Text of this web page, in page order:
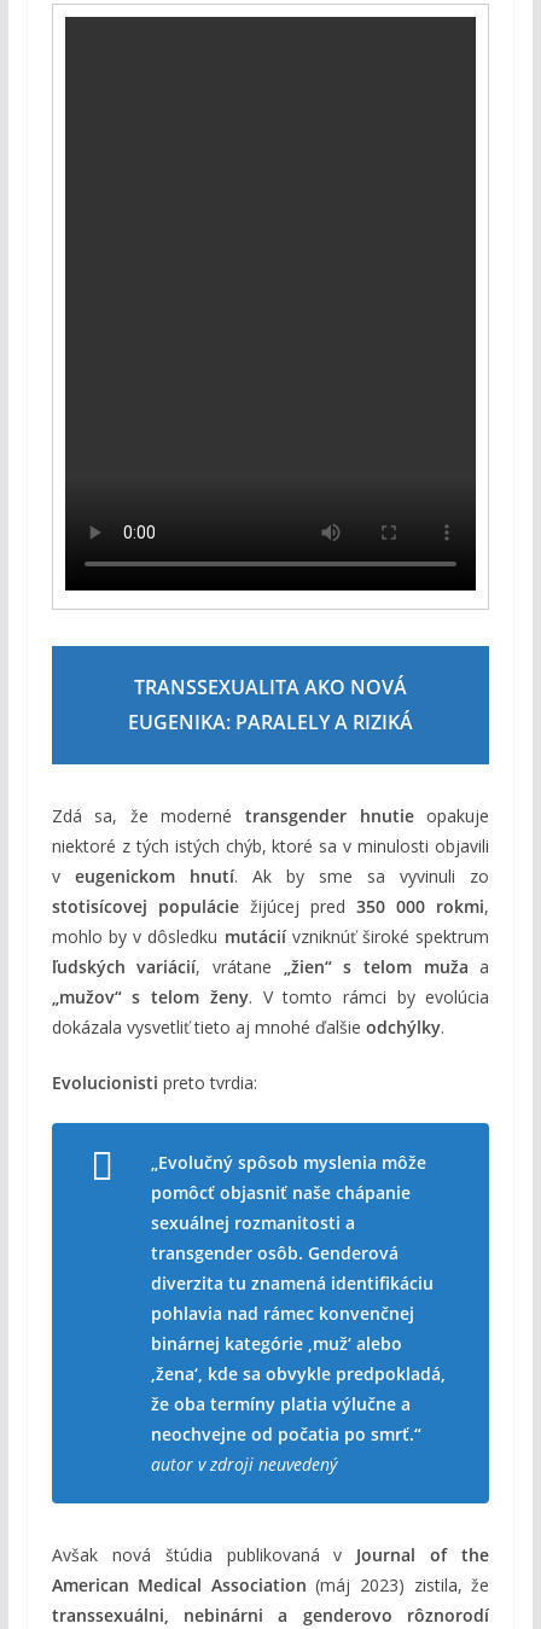
TRANSSEXUALITA AKO NOVÁ
EUGENIKA: PARALELY A RIZIKÁ
Zdá sa, že modernétransgender hnutieopakuje
niektoré z tých istých chýb, ktoré sa v minulosti objavili
v eugenickom hnutí. Ak by sme sa vyvinuli zo
stotisícovej populáciežijúcej pred350 000 rokmi,
mohlo by v dôsledku mutáciívzniknúť široké spektrum
ľudských variácií, vrátane „žien“ s telom muža a
„mužov“ s telom ženy. V tomto rámci by evolúcia
dokázala vysvetliť tieto aj mnohé ďalšie odchýlky.
Evolucionisti preto tvrdia:
„Evolučný spôsob myslenia môže
pomôcť objasniť naše chápanie
sexuálnej rozmanitosti a
transgender osôb. Genderová
diverzita tu znamená identifikáciu
pohlavia nad rámec konvenčnej
binárnej kategórie ‚muž‘ alebo
‚žena‘, kde sa obvykle predpokladá,
že oba termíny platia výlučne a
neochvejne od počatia po smrť.“
autor v zdroji neuvedený
Avšak nová štúdia publikovaná v Journal of the
American Medical Association (máj 2023) zistila, že
transsexuálni, nebinárni a genderovo rôznorodí